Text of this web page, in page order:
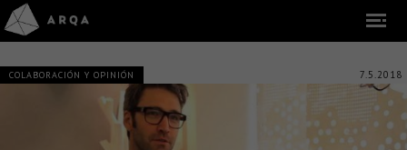
COLABORACIÓN Y OPINIÓN 7.5.2018